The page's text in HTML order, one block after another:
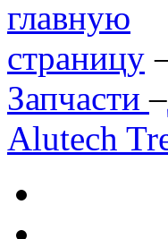
Запчасти–
Alutech